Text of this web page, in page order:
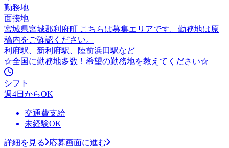
勤務地
面接地
宮城県宮城郡利府町 こちらは募集エリアです。勤務地は原
稿内をご確認ください。
利府駅、新利府駅、陸前浜田駅など
☆全国に勤務地多数！希望の勤務地を教えてください☆
シフト
週4日からOK
交通費支給
未経験OK
詳細を見る
応募画面に進む